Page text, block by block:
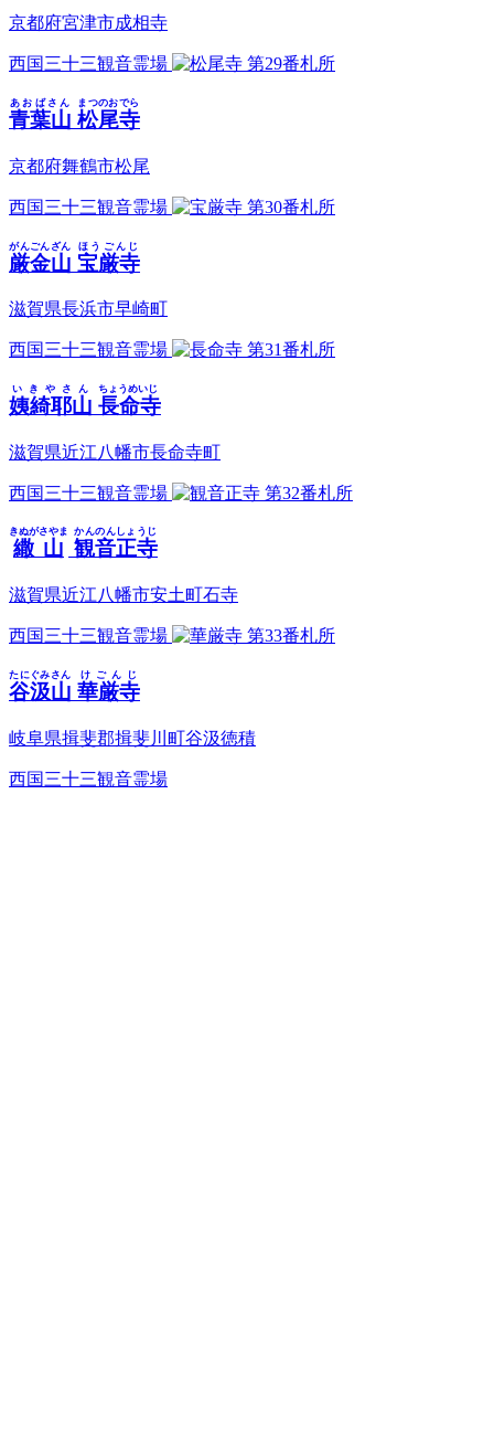
京都府宮津市成相寺
西国三十三観音霊場 第29番札所
青葉山
あおばさん
松尾寺
まつのおでら
京都府舞鶴市松尾
西国三十三観音霊場 第30番札所
厳金山
がんごんざん
宝厳寺
ほうごんじ
滋賀県長浜市早崎町
西国三十三観音霊場 第31番札所
姨綺耶山
いきやさん
長命寺
ちょうめいじ
滋賀県近江八幡市長命寺町
西国三十三観音霊場 第32番札所
繖山
きぬがさやま
観音正寺
かんのんしょうじ
滋賀県近江八幡市安土町石寺
西国三十三観音霊場 第33番札所
谷汲山
たにぐみさん
華厳寺
けごんじ
岐阜県揖斐郡揖斐川町谷汲徳積
西国三十三観音霊場